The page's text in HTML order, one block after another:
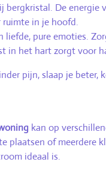
bergkristal. De
ruimte in je hoofd.
liefde, pure emoties.
in het hart zorgt voor
pijn, slaap je
kan op
plaatsen of meerdere
ideaal is.